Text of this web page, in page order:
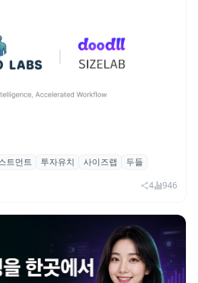
지인베스트먼트로부터 시
트먼트 투자유치 사이즈랩
두들
4 946